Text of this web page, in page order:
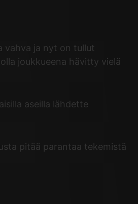
vahva ja nyt on tullut
joukkueena hävitty vielä
aseilla lähdette
pitää parantaa tekemistä